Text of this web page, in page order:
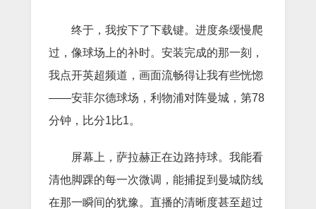
终于，我按下了下载键。进度条缓慢爬
过，像球场上的补时。安装完成的那一刻，
我点开英超频道，画面流畅得让我有些恍惚
——安菲尔德球场，利物浦对阵曼城，第78
分钟，比分1比1。
屏幕上，萨拉赫正在边路持球。我能看
清他脚踝的每一次微调，能捕捉到曼城防线
在那一瞬间的犹豫。直播的清晰度甚至超过